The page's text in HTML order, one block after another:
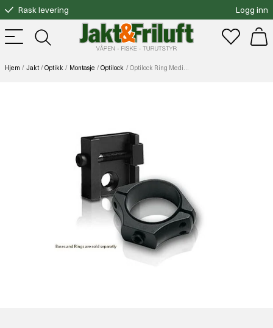
Rask levering
Gratis bytte
Fri frakt over 3000.-
Logg inn
Hjem Jakt Optikk Montasje Optilock Optilock Ring Medium 30mm 36,5